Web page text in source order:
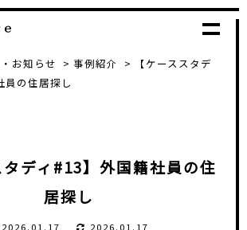
お知らせ 事例紹介
【ケーススタデ
の住居探し
タディ#13】外国籍社員の住
居探し
2026.01.17
2026.01.17